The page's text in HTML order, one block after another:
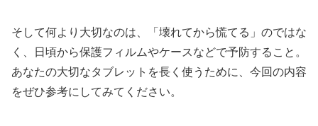
そして何より大切なのは、「壊れてから慌てる」のではな
く、日頃から保護フィルムやケースなどで予防すること。
あなたの大切なタブレットを長く使うために、今回の内容
をぜひ参考にしてみてください。